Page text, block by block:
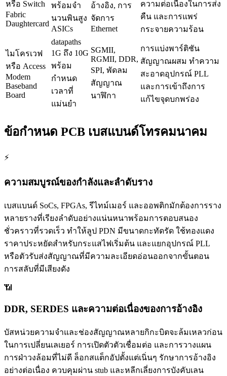
หรือ Switch
Fabric
Daughtercard
พร้อมจำ
นวนพินสูง
ASICs
อ้างอิง, การ
จัดการ
Ethernet
ความต่อเนื่องในการส่ง
คืน และการแพร่
กระจายความร้อน
ไมโครเวฟ
หรือ Access
Modem
Baseband
Board
datapaths
1G ถึง 10G
พร้อม
กำหนด
เวลาที่
แม่นยำ
SGMII,
RGMII, DDR,
SPI, พัดลม
สัญญาณ
นาฬิกา
การแบ่งพาร์ติชัน
สัญญาณผสม ทำความ
สะอาดอุปกรณ์ PLL
และการเข้าถึงการ
แก้ไขจุดบกพร่อง
ข้อกำหนด PCB เบสแบนด์โทรคมนาคม
⚡
ความสมบูรณ์ของกำลังและลำดับราง
เบสแบนด์ SoCs, FPGAs, รีไทม์เมอร์ และออพติกมักต้องการราง
หลายรางที่เรียงลำดับอย่างแน่นหนาพร้อมการตอบสนอง
ชั่วคราวที่รวดเร็ว ทำให้ลูป PDN มีขนาดกะทัดรัด ใช้ทองแดง
ราคาประหยัดสำหรับกระแสไฟเริ่มต้น และแยกอุปกรณ์ PLL
หรือตัวรับส่งสัญญาณที่มีความละเอียดอ่อนออกจากขั้นตอน
การสลับที่มีเสียงดัง
📶
DDR, SERDES และความต่อเนื่องของการอ้างอิง
บัสหน่วยความจำและช่องสัญญาณหลายกิกะบิตจะล้มเหลวก่อน
ในการเปลี่ยนเลเยอร์ การเปิดตัวตัวเชื่อมต่อ และการวางแผน
การฝ่าวงล้อมที่ไม่ดี ล็อกสแต็กอัปตั้งแต่เนิ่นๆ รักษาการอ้างอิง
อย่างต่อเนื่อง ควบคุมผ่าน stub และหลีกเลี่ยงการบังคับเลน